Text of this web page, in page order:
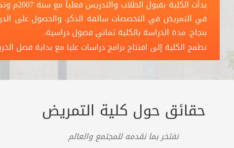
بدأت
بنجاح. مدة الدراسة بالكلية ثماني فصول دراسية.
تطمح الكلية إلى افتتاح برامج دراسات عليا مع بداية فصل الخريف 2021-
حقائق حول كلية التمريض
نفتخر بما نقدمه للمجتمع والعالم